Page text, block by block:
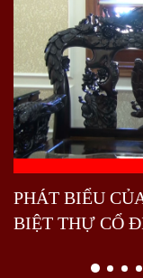
PHÁT BIỂU
BIỆT THỰ CỔ